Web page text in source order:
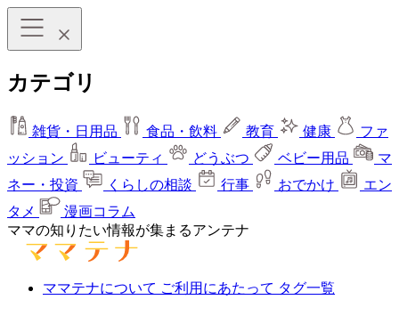
カテゴリ
雑貨・日用品 食品・飲料 教育 健康
ファ
ッション
ビューティ どうぶつ ベビー用品
マ
ネー・投資
くらしの相談 行事 おでかけ
エン
タメ
漫画コラム
ママの知りたい情報が集まるアンテナ
ママテナについて ご利用にあたって タグ一覧